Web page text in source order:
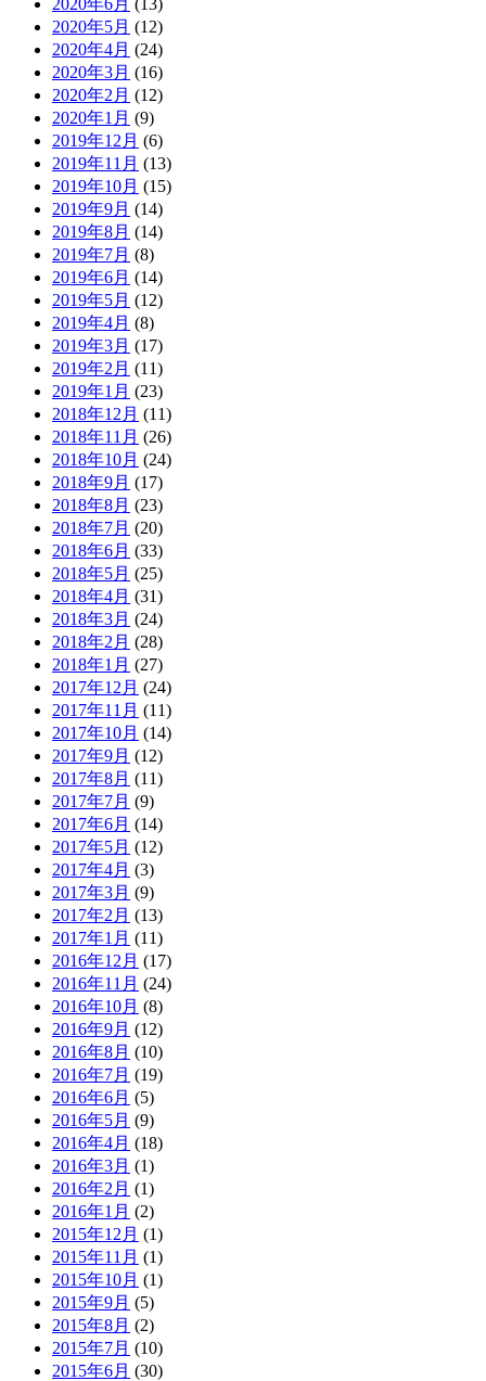
2020年6月 (13)
2020年5月 (12)
2020年4月 (24)
2020年3月 (16)
2020年2月 (12)
2020年1月 (9)
2019年12月 (6)
2019年11月 (13)
2019年10月 (15)
2019年9月 (14)
2019年8月 (14)
2019年7月 (8)
2019年6月 (14)
2019年5月 (12)
2019年4月 (8)
2019年3月 (17)
2019年2月 (11)
2019年1月 (23)
2018年12月 (11)
2018年11月 (26)
2018年10月 (24)
2018年9月 (17)
2018年8月 (23)
2018年7月 (20)
2018年6月 (33)
2018年5月 (25)
2018年4月 (31)
2018年3月 (24)
2018年2月 (28)
2018年1月 (27)
2017年12月 (24)
2017年11月 (11)
2017年10月 (14)
2017年9月 (12)
2017年8月 (11)
2017年7月 (9)
2017年6月 (14)
2017年5月 (12)
2017年4月 (3)
2017年3月 (9)
2017年2月 (13)
2017年1月 (11)
2016年12月 (17)
2016年11月 (24)
2016年10月 (8)
2016年9月 (12)
2016年8月 (10)
2016年7月 (19)
2016年6月 (5)
2016年5月 (9)
2016年4月 (18)
2016年3月 (1)
2016年2月 (1)
2016年1月 (2)
2015年12月 (1)
2015年11月 (1)
2015年10月 (1)
2015年9月 (5)
2015年8月 (2)
2015年7月 (10)
2015年6月 (30)